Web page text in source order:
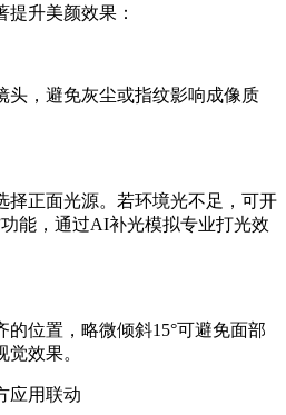
升美颜效果：
，避免灰尘或指纹影响成像质
正面光源。若环境光不足，可开
能，通过AI补光模拟专业打光效
位置，略微倾斜15°可避免面部
效果。
用联动